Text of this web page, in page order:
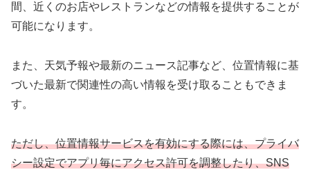
間、近くのお店やレストランなどの情報を提供することが
可能になります。
また、天気予報や最新のニュース記事など、位置情報に基
づいた最新で関連性の高い情報を受け取ることもできま
す。
ただし、位置情報サービスを有効にする際には、プライバ
シー設定でアプリ毎にアクセス許可を調整したり、SNS